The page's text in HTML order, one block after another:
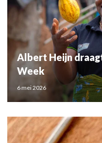
Albert Heijn
Week
6 mei 2026